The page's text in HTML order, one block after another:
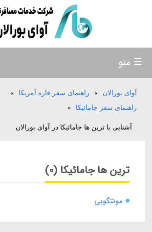
آوای بورالان » راهنمای سفر قاره آمریکا
»
راهنمای سفر جامائیکا
»
آشنایی با ترین ها جامائیکا در آوای بورالان
ترین ها جامائیکا (0)
مونتگوبی
☰ منو